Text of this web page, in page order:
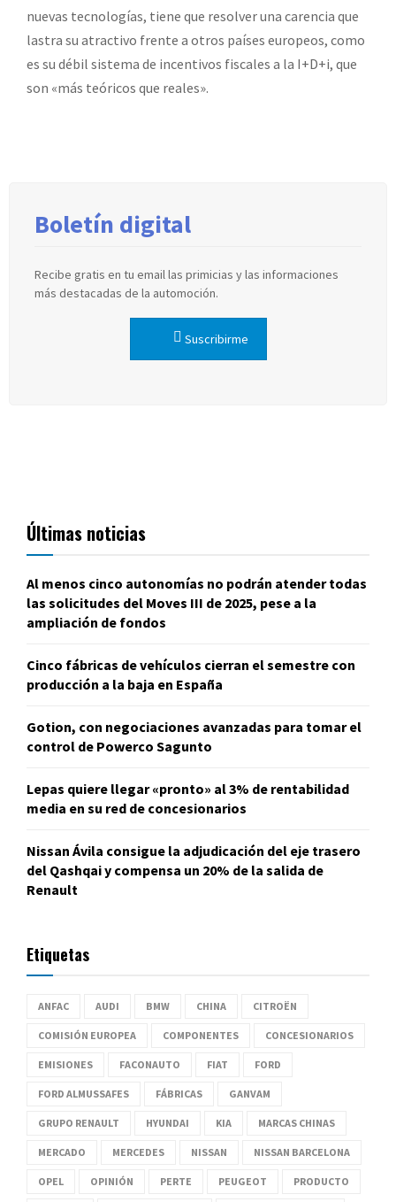
nuevas tecnologías, tiene que resolver una carencia que
lastra su atractivo frente a otros países europeos, como
es su débil sistema de incentivos fiscales a la I+D+i, que
son «más teóricos que reales».
Boletín digital
Recibe gratis en tu email las primicias y las informaciones
más destacadas de la automoción.
Suscribirme
Últimas noticias
Al menos cinco autonomías no podrán atender todas
las solicitudes del Moves III de 2025, pese a la
ampliación de fondos
Cinco fábricas de vehículos cierran el semestre con
producción a la baja en España
Gotion, con negociaciones avanzadas para tomar el
control de Powerco Sagunto
Lepas quiere llegar «pronto» al 3% de rentabilidad
media en su red de concesionarios
Nissan Ávila consigue la adjudicación del eje trasero
del Qashqai y compensa un 20% de la salida de
Renault
Etiquetas
ANFAC AUDI BMW CHINA CITROËN
COMISIÓN EUROPEA COMPONENTES CONCESIONARIOS
EMISIONES FACONAUTO FIAT FORD
FORD ALMUSSAFES FÁBRICAS GANVAM
GRUPO RENAULT HYUNDAI KIA MARCAS CHINAS
MERCADO MERCEDES NISSAN NISSAN BARCELONA
OPEL OPINIÓN PERTE PEUGEOT PRODUCTO